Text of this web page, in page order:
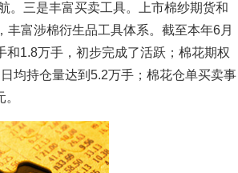
。三是丰富买卖工具。上市棉纱期货和
富涉棉衍生品工具体系。截至本年6月
1.8万手，初步完成了活跃；棉花期权
均持仓量达到5.2万手；棉花仓单买卖事